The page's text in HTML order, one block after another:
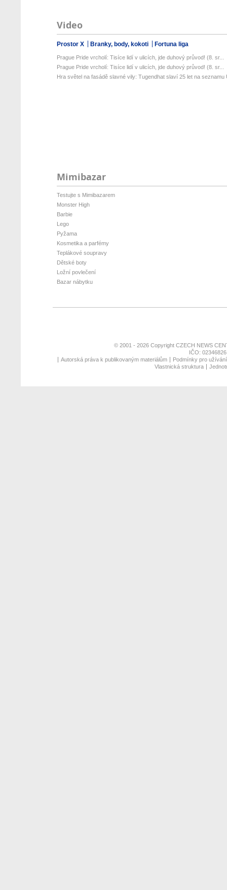
Video
Prostor X Branky, body, kokoti Fortuna liga
Prague Pride vrcholí: Tisíce lidí v ulicích, jde duhový průvod! (8. sr...
Prague Pride vrcholí: Tisíce lidí v ulicích, jde duhový průvod! (8. sr...
Hra světel na fasádě slavné vily: Tugendhat slaví 25 let na seznamu
Mimibazar
Testujte s Mimibazarem
Monster High
Barbie
Lego
Pyžama
Kosmetika a parfémy
Teplákové soupravy
Dětské boty
Ložní povlečení
Bazar nábytku
© 2001 - 2026 Copyright CZECH NEWS
IČO:
Autorská práva k publikovaným materiálům
Podmínky pro
Vlastnická struktura